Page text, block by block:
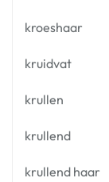
kroeshaar
kruidvat
krullen
krullend
krullend haar